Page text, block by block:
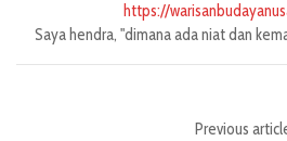
https://
Saya hendra, "dimana ada niat dan
Previous